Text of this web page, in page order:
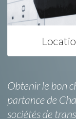
Obtenir le bon
partance de
sociétés de